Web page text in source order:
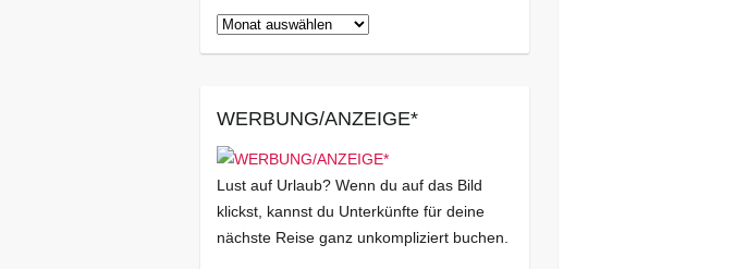
Archiv
WERBUNG/ANZEIGE*
Lust auf Urlaub? Wenn du auf das Bild
klickst, kannst du Unterkünfte für deine
nächste Reise ganz unkompliziert buchen.